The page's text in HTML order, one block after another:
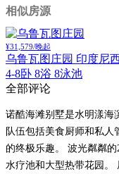
相似房源
¥31,579/晚起
乌鲁瓦图庄园 印度尼
4-8卧 8浴 8泳池
全部评论
诺酷海滩别墅是水明漾海
队伍包括美食厨师和私人
的终极乐趣。 波光粼粼
水疗池和大型热带花园。